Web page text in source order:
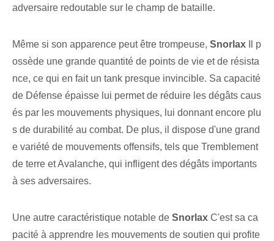
adversaire redoutable sur le champ de bataille.
Même si son apparence peut être trompeuse, Snorlax Il p
ossède une grande quantité de points de vie et de résista
nce, ce qui en fait un tank presque invincible. Sa capacité
de Défense épaisse lui permet de réduire les dégâts caus
és par les mouvements physiques, lui donnant encore plu
s de durabilité au combat. De plus, il dispose d'une grand
e variété de mouvements offensifs, tels que Tremblement
de terre et Avalanche, qui infligent des dégâts importants
à ses adversaires.
Une autre caractéristique notable⁤ de Snorlax C'est sa ca
pacité à apprendre les mouvements de soutien qui profite